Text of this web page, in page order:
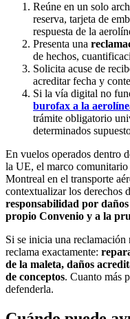
Reúne en un solo
reserva, tarjeta de
respuesta de la
Presenta una
de hechos,
Solicita acuse de
acreditar fecha y
Si la vía digital no
burofax a la
trámite obligatorio
determinados
En vuelos operados dentro
la UE, el marco
Montreal en el transporte
contextualizar los derechos
responsabilidad por
propio Convenio y a la
Si se inicia una
reclama exactamente:
de la maleta, daños
de conceptos. Cuanto más
defenderla.